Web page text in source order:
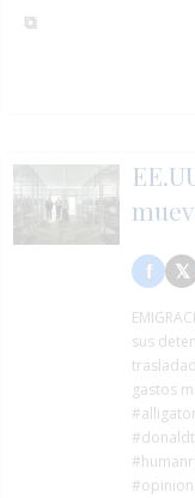
sus
gastos